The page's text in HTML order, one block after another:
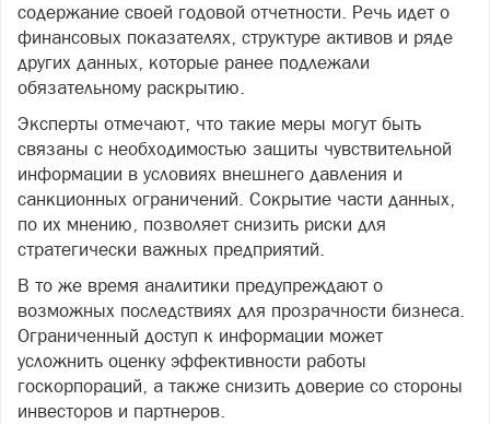
содержание своей годовой отчетности. Речь идет о
финансовых показателях, структуре активов и ряде
других данных, которые ранее подлежали
обязательному раскрытию.
Эксперты отмечают, что такие меры могут быть
связаны с необходимостью защиты чувствительной
информации в условиях внешнего давления и
санкционных ограничений. Сокрытие части данных,
по их мнению, позволяет снизить риски для
стратегически важных предприятий.
В то же время аналитики предупреждают о
возможных последствиях для прозрачности бизнеса.
Ограниченный доступ к информации может
усложнить оценку эффективности работы
госкорпораций, а также снизить доверие со стороны
инвесторов и партнеров.